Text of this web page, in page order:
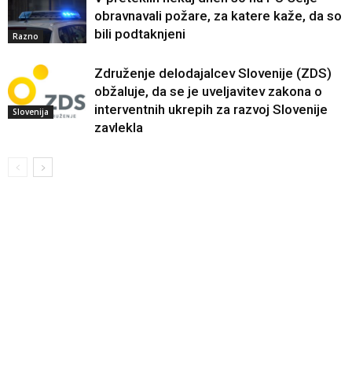
Razno
obravnavali požare, za katere kaže, da so
bili podtaknjeni
Slovenija
Združenje delodajalcev Slovenije (ZDS)
obžaluje, da se je uveljavitev zakona o
interventnih ukrepih za razvoj Slovenije
zavlekla